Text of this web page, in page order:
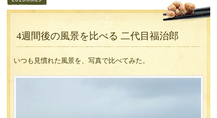
4週間後の風景を比べる 二代目福治郎
いつも見慣れた風景を、写真で比べてみた。